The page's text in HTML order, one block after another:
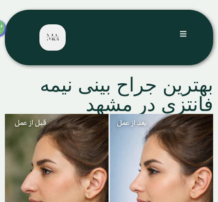
جراح بینی نیمه
در مشهد